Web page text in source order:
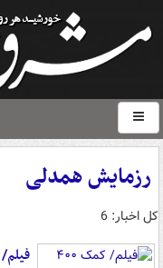
رزمایش همدلی
کل اخبار: 6
فیلم/ کمک ۴۰۰